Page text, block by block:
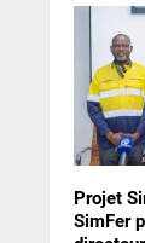
Projet
SimFer